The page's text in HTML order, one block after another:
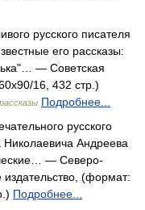
русского писателя
его рассказы:
— Советская
16, 432 стр.)
Подробнее...
русского
Андреева
— Северо-
(формат:
Подробнее...